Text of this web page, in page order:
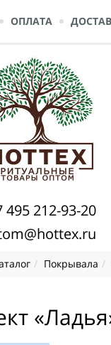
ОПЛАТА
495 212-93-20
Покрывала